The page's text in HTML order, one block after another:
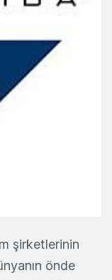
şirketlerinin
önde